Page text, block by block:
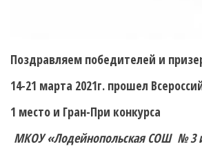
Поздравляем победителей и
14-21 марта 2021г. прошел
1 место и Гран-При конкурса
МКОУ «Лодейнопольская СОШ № 3